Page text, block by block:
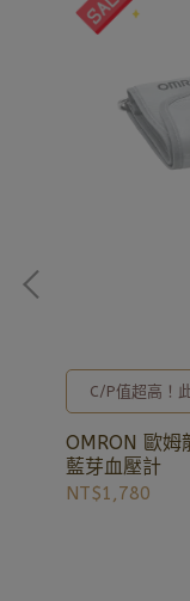
C/P值超高！
詢02-
OMRON 歐
藍芽血壓計
NT$1,780